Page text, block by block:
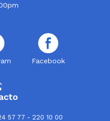
Facebook
57 77 - 220 10 00